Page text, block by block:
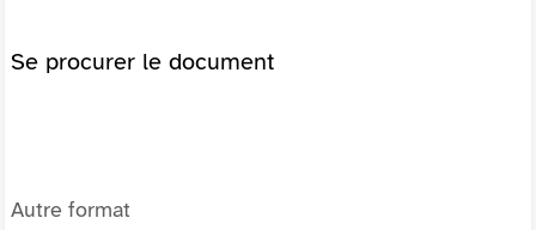
Se procurer le document
Autre format